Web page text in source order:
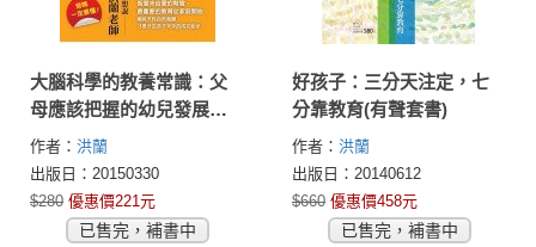
大腦科學的教養常識：父
母應該把握的幼兒發展關
鍵
作者： 洪蘭
出版日：20150330
$280 優惠價221元
已售完，補書中
好孩子：三分天注定，七
分靠教育(有聲套書)
作者： 洪蘭
出版日：20140612
$660 優惠價458元
已售完，補書中